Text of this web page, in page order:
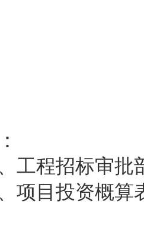
工程招标审批
项目投资概算